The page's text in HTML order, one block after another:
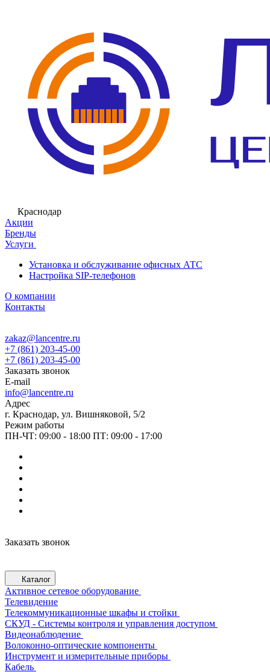
Краснодар
Акции
Бренды
Услуги
Установка и обслуживание офисных АТС
Настройка SIP-телефонов
О компании
Контакты
zakaz@lancentre.ru
+7 (861) 203-45-00
+7 (861) 203-45-00
Заказать звонок
E-mail
info@lancentre.ru
Адрес
г. Краснодар, ул. Вишняковой, 5/2
Режим работы
ПН-ЧТ: 09:00 - 18:00 ПТ: 09:00 - 17:00
Заказать звонок
Каталог
Активное сетевое оборудование
Телевидение
Телекоммуникационные шкафы и стойки
СКУД - Системы контроля и управления доступом
Видеонаблюдение
Волоконно-оптические компоненты
Инструмент и измерительные приборы
Кабель